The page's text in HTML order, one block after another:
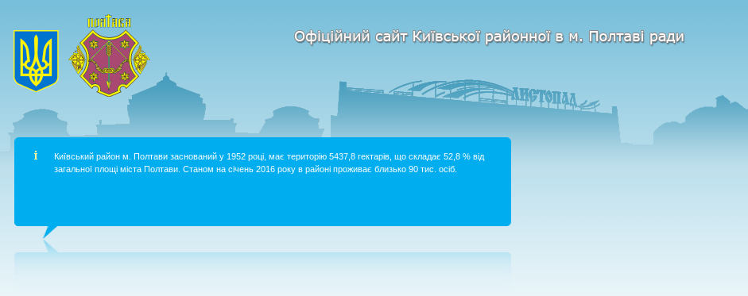
Київський район м. Полтави заснований у 1952 році, має територію 5437,8 гектарів, що складає 52,8 % від
загальної площі міста Полтави. Станом на січень 2016 року в районі проживає близько 90 тис. осіб.